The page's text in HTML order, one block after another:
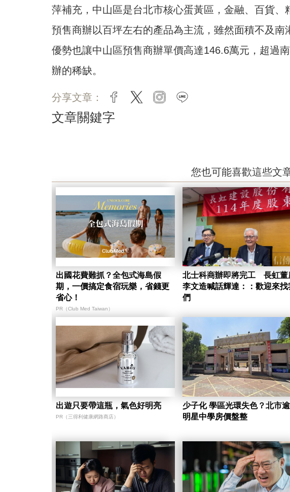
萍補充，中山區是台北市核心蛋黃區，金融、百貨、
預售商辦以百坪左右的產品為主流，雖然面積不及
優勢也讓中山區預售商辦單價高達146.6萬元，超過
辦的稀缺。
分享文章： facebook
twitter instagram
文章關鍵字
您也可能喜歡這些文
出國花費難抓？全包式海島假
期，一價搞定食宿玩樂，省錢更
省心！
PR（Club Med Taiwan）
北士科商辦即將完工 長虹董
李文造喊話輝達：：歡迎來找
們
出遊只要帶這瓶，氣色好明亮
PR（三得利健康網路商店）
少子化 學區光環失色？北市逾半
明星中學房價盤整